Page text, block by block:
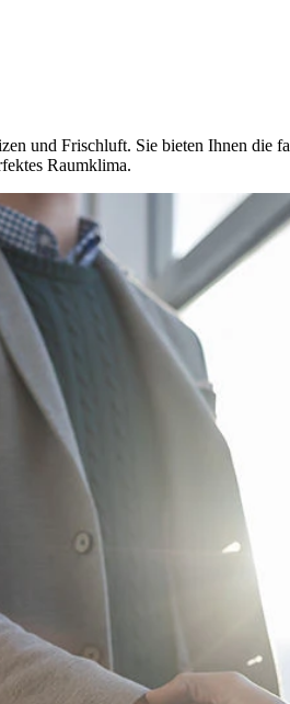
und Frischluft. Sie bieten Ihnen die
Raumklima.